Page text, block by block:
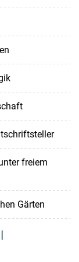
freiem
Gärten
zum